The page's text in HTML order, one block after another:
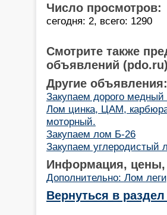
Число просмотров:
сегодня: 2, всего: 1290
Смотрите также
объявлений
Другие объявления:
Закупаем дорого
Лом цинка, ЦАМ,
моторный.
Закупаем лом Б-26
Закупаем углеродистый
Информация, цены,
Дополнительно: Лом
Вернуться в